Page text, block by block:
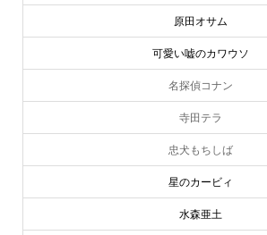
原田オサム
可愛い嘘のカワウソ
名探偵コナン
寺田テラ
忠犬もちしば
星のカービィ
水森亜土